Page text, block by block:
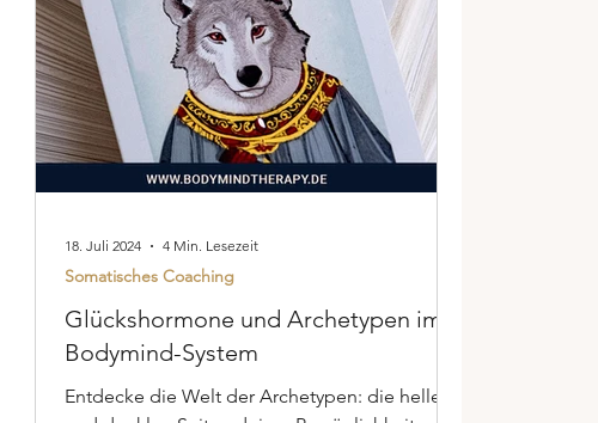
Glückshormone und Archetypen im
Bodymind-System
Entdecke die Welt der Archetypen: die hellen
Somatisches Coaching
18. Juli 2024 4 Min. Lesezeit